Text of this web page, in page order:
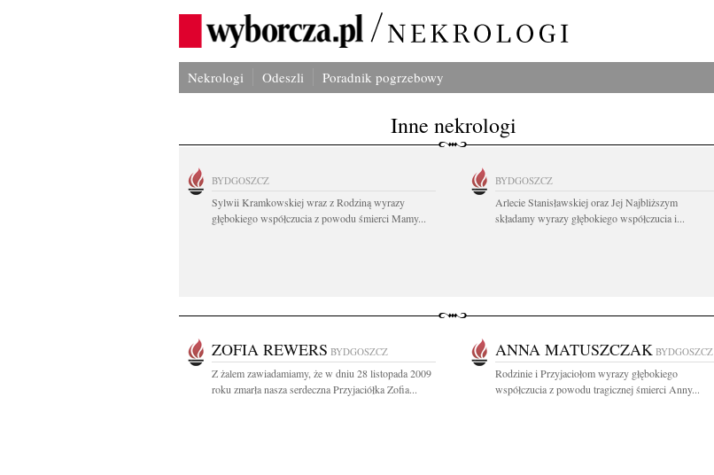
Nekrologi Odeszli Poradnik pogrzebowy
Inne nekrologi
BYDGOSZCZ
Sylwii Kramkowskiej wraz z Rodziną wyrazy
głębokiego współczucia z powodu śmierci Mamy...
BYDGOSZCZ
Arlecie Stanisławskiej oraz Jej Najbliższym
składamy wyrazy głębokiego współczucia i...
ZOFIA REWERS BYDGOSZCZ
Z żalem zawiadamiamy, że w dniu 28 listopada 2009
roku zmarła nasza serdeczna Przyjaciółka Zofia...
ANNA MATUSZCZAK BYDGOSZCZ
Rodzinie i Przyjaciołom wyrazy głębokiego
współczucia z powodu tragicznej śmierci Anny...